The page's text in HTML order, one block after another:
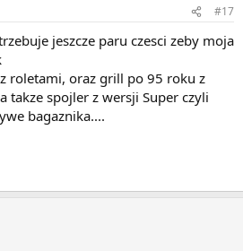
#17
jeszcze paru czesci zeby moja
roletami, oraz grill po 95 roku z
takze spojler z wersji Super czyli
bagaznika....